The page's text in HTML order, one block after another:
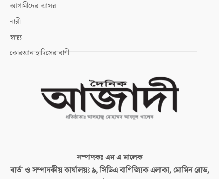
আগামীদের আসর
নারী
স্বাস্থ্য
কোরআন হাদিসের বাণী
সম্পাদকঃএম এ মালেক
বার্তা ও সম্পাদকীয় কার্যালয়ঃ৯, সিডিএ বাণিজ্যিক এলাকা, মোমিন রোড,